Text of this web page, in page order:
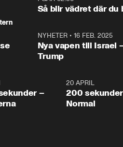
Så blir vädret där du
NYHETER• 16 FEB. 2025
Nya vapen till Israel
Trump
4:23
–
20 APRIL
200
Normal